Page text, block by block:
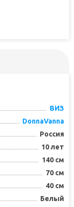
ВИЗ
DonnaVanna
Россия
10 лет
140 см
70 см
40 см
Белый